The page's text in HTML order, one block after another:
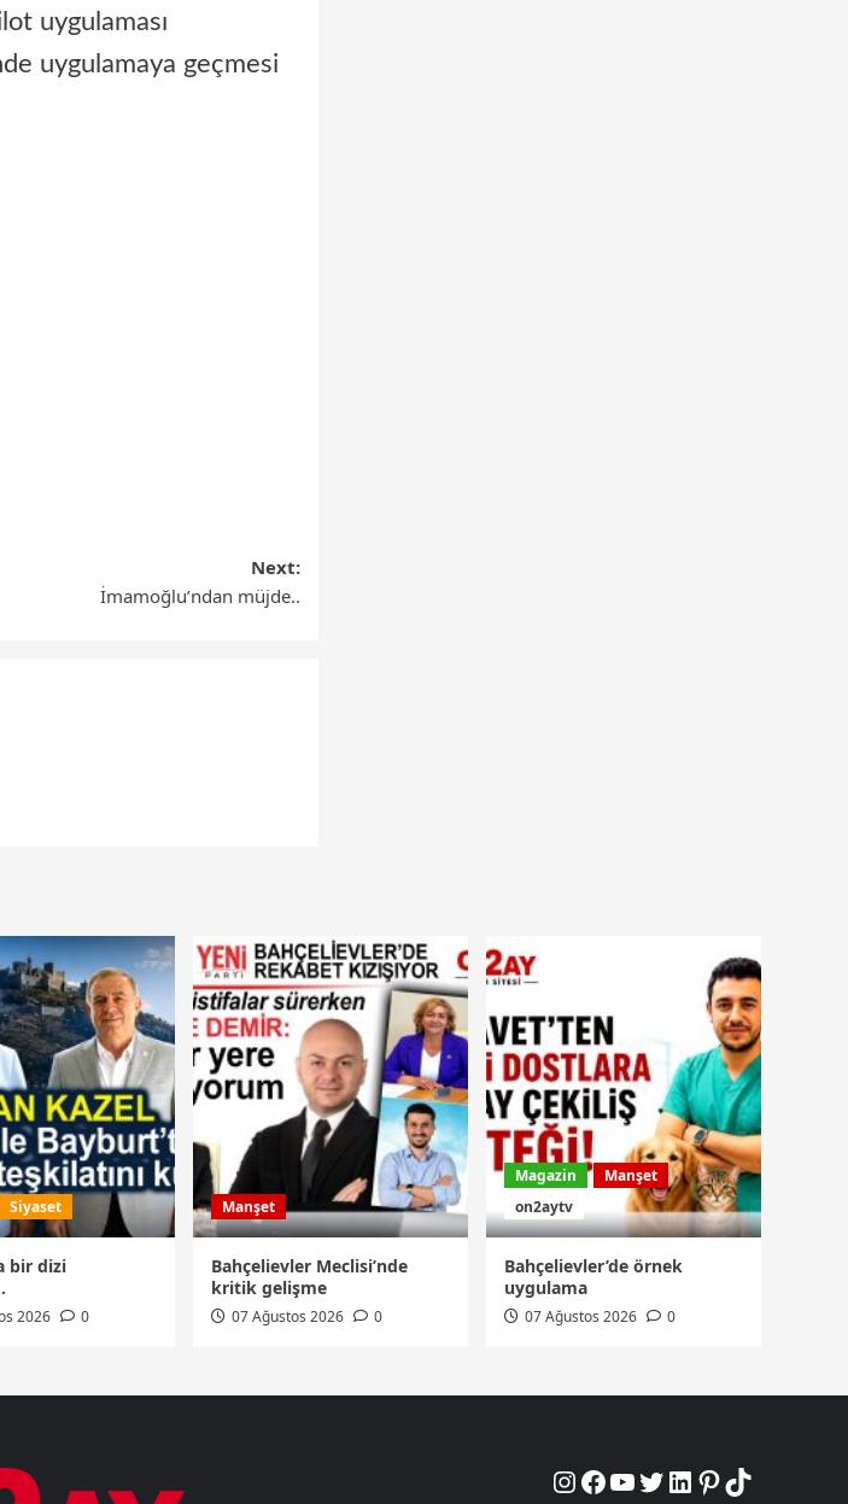
uygulaması
uygulamaya geçmesi
Next:
İmamoğlu’ndan müjde..
Siyaset
bir dizi
2026 0
Manşet
Bahçelievler Meclisi’nde
kritik gelişme
07 Ağustos 2026 0
Magazin
Manşet
on2aytv
Bahçelievler’de örnek
uygulama
07 Ağustos 2026 0